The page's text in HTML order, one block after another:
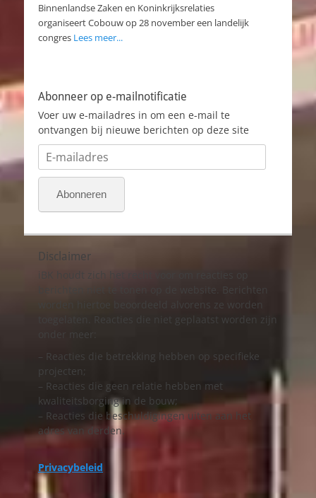
Binnenlandse Zaken en Koninkrijksrelaties
organiseert Cobouw op 28 november een landelijk
congres Lees meer...
Abonneer op e-mailnotificatie
Voer uw e-mailadres in om een e-mail te
ontvangen bij nieuwe berichten op deze site
mailadres
Abonneren
Disclaimer
iBK houdt zich het recht voor om reacties op
berichten niet te tonen op de website. Berichten
worden hiertoe beoordeeld alvorens ze worden
toegelaten. Reacties die niet geplaatst worden zijn
onder meer:
– Reacties die betrekking hebben op specifieke
projecten;
– Reacties die geen relatie hebben met
kwaliteitsborging in de bouw;
– Reacties die beschuldigingen uiten aan het
adres van derden.
Privacybeleid